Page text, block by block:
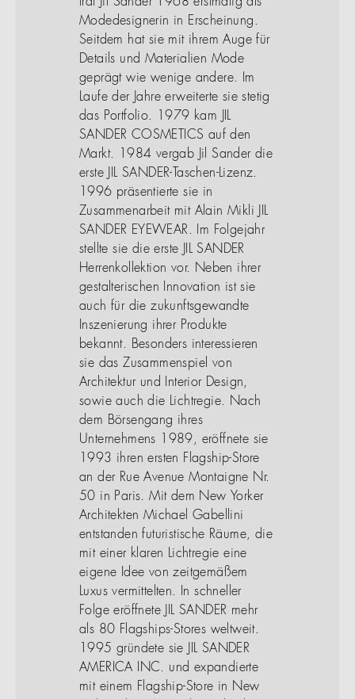
trat Jil Sander 1968 erstmalig als
Modedesignerin in Erscheinung.
Seitdem hat sie mit ihrem Auge für
Details und Materialien Mode
geprägt wie wenige andere. Im
Laufe der Jahre erweiterte sie stetig
das Portfolio. 1979 kam JIL
SANDER COSMETICS auf den
Markt. 1984 vergab Jil Sander die
erste JIL SANDER-Taschen-Lizenz.
1996 präsentierte sie in
Zusammenarbeit mit Alain Mikli JIL
SANDER EYEWEAR. Im Folgejahr
stellte sie die erste JIL SANDER
Herrenkollektion vor. Neben ihrer
gestalterischen Innovation ist sie
auch für die zukunftsgewandte
Inszenierung ihrer Produkte
bekannt. Besonders interessieren
sie das Zusammenspiel von
Architektur und Interior Design,
sowie auch die Lichtregie. Nach
dem Börsengang ihres
Unternehmens 1989, eröffnete sie
1993 ihren ersten Flagship-Store
an der Rue Avenue Montaigne Nr.
50 in Paris. Mit dem New Yorker
Architekten Michael Gabellini
entstanden futuristische Räume, die
mit einer klaren Lichtregie eine
eigene Idee von zeitgemäßem
Luxus vermittelten. In schneller
Folge eröffnete JIL SANDER mehr
als 80 Flagships-Stores weltweit.
1995 gründete sie JIL SANDER
AMERICA INC. und expandierte
mit einem Flagship-Store in New